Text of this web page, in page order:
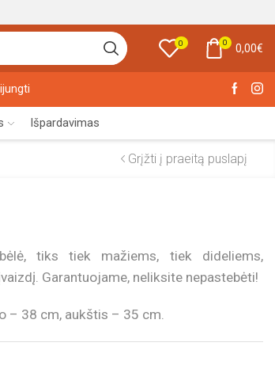
0 0 0,00€
Išpardavimas
Grįžti į praeitą puslapį
tiks tiek mažiems, tiek dideliems,
Garantuojame, neliksite nepastebėti!
– 38 cm, aukštis – 35 cm.